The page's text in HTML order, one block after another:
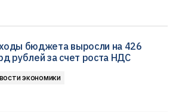
бюджета выросли на 426
рублей за счет роста НДС
экономики